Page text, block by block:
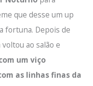
que desse um up
fortuna. Depois de
ao salão e
um viço
as linhas finas da